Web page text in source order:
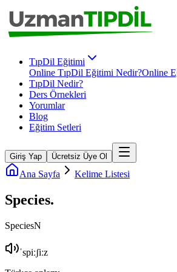
TıpDil Eğitimi
Online TıpDil Eğitimi Nedir?Online
TıpDil Nedir?
Ders Örnekleri
Yorumlar
Blog
Eğitim Setleri
Giriş Yap Ücretsiz Üye Ol
Ana Sayfa Kelime Listesi
Species.
SpeciesN
ˈspiːʃiːz